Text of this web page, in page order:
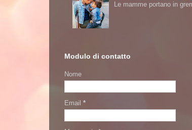
Le mamme portano in
Modulo di contatto
Nome
Email *